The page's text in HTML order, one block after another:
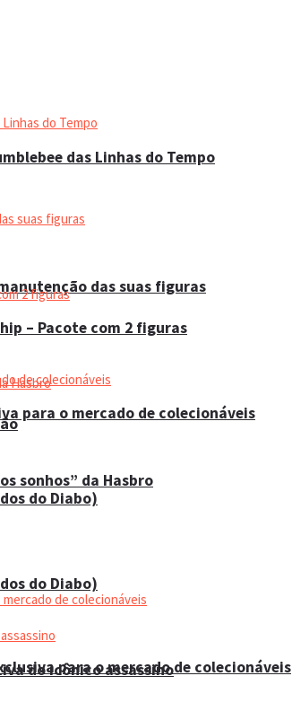
sonhos” da Hasbro
das suas figuras
para o mercado de colecionáveis
das Linhas do Tempo
– Pacote com 2 figuras
para o mercado de colecionáveis
do Diabo)
do Diabo)
do icônico assassino